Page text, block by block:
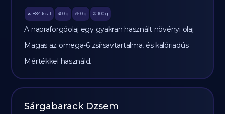
🔥 884 kcal 🥩 0 g 🥔 0g 🫒 100 g
A napraforgóolaj egy gyakran használt növényi olaj.
Magas az omega-6 zsírsavtartalma, és kalóriadús.
Mértékkel használd.
Sárgabarack Dzsem